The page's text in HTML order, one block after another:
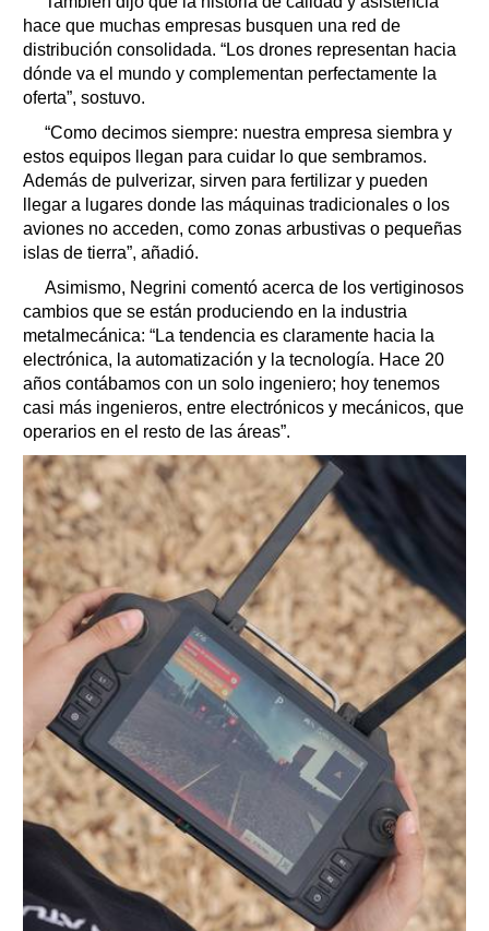
hace que muchas empresas busquen una red de
distribución consolidada. “Los drones representan hacia
dónde va el mundo y complementan perfectamente la
oferta”, sostuvo.
“Como decimos siempre: nuestra empresa siembra y
estos equipos llegan para cuidar lo que sembramos.
Además de pulverizar, sirven para fertilizar y pueden
llegar a lugares donde las máquinas tradicionales o los
aviones no acceden, como zonas arbustivas o pequeñas
islas de tierra”, añadió.
Asimismo, Negrini comentó acerca de los vertiginosos
cambios que se están produciendo en la industria
metalmecánica: “La tendencia es claramente hacia la
electrónica, la automatización y la tecnología. Hace 20
años contábamos con un solo ingeniero; hoy tenemos
casi más ingenieros, entre electrónicos y mecánicos, que
operarios en el resto de las áreas”.